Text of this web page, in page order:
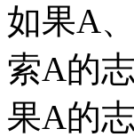
如果A
索A的
果A的